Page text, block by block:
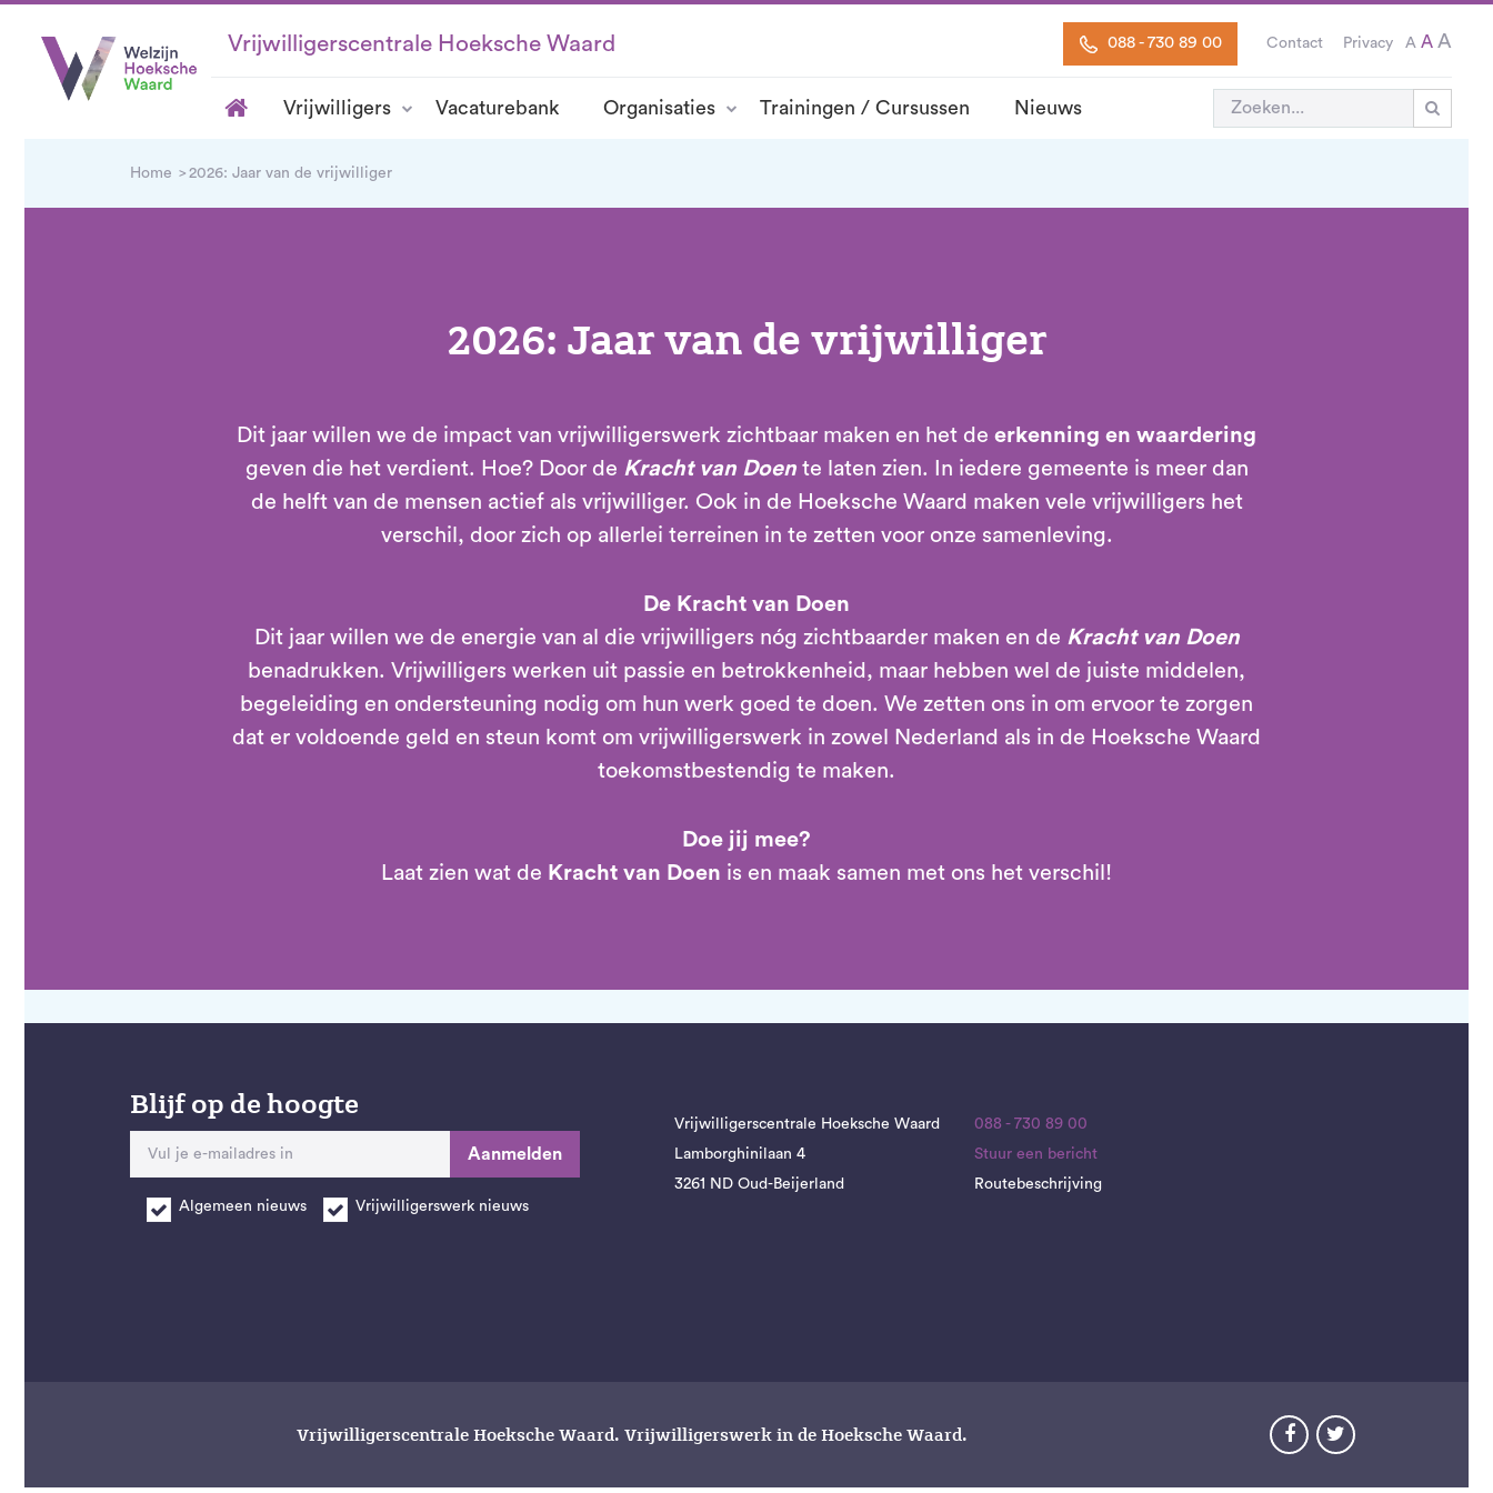
Vrijwilligerscentrale Hoeksche Waard 088 - 730 89 00 Contact Privacy A A A
Vrijwilligers Vacaturebank Organisaties Trainingen / Cursussen Nieuws 
Home 2026: Jaar van de vrijwilliger
2026: Jaar van de vrijwilliger
Dit jaar willen we de impact van vrijwilligerswerk zichtbaar maken en het de erkenning en waardering
geven die het verdient. Hoe? Door de Kracht van Doente laten zien.
In iedere gemeente is meer dan
de helft van de mensen actief als vrijwilliger. Ook in de Hoeksche Waard maken vele vrijwilligers het
verschil, door zich op allerlei terreinen in te zetten voor onze samenleving.
De Kracht van Doen
Dit jaar willen we de energie van al die vrijwilligers nóg zichtbaarder maken en de Kracht van Doen
benadrukken. Vrijwilligers werken uit passie en betrokkenheid, maar hebben wel de juiste middelen,
begeleiding en ondersteuning nodig om hun werk goed te doen. We zetten ons in om ervoor te zorgen
dat er voldoende geld en steun komt om vrijwilligerswerk in zowel Nederland als in de Hoeksche Waard
toekomstbestendig te maken.
Doe jij mee?
Laat zien wat de Kracht van Doen is en maak samen met ons het verschil!
Blijf op de hoogte
Aanmelden
Algemeen nieuws Vrijwilligerswerk nieuws
Vrijwilligerscentrale Hoeksche Waard
Lamborghinilaan 4
3261 ND Oud-Beijerland
088 - 730 89 00
Stuur een bericht
Routebeschrijving
Vrijwilligerscentrale Hoeksche Waard. Vrijwilligerswerk in de Hoeksche Waard.  